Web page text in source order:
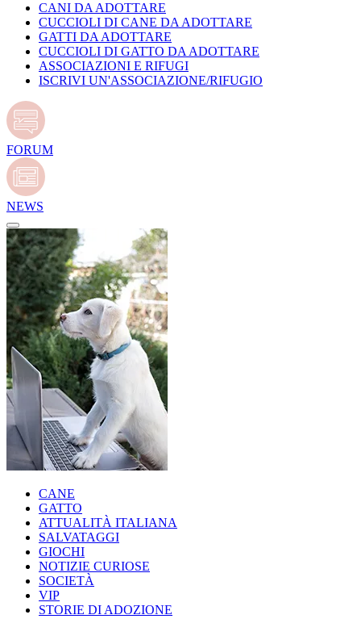
CANI DA ADOTTARE
CUCCIOLI DI CANE DA ADOTTARE
GATTI DA ADOTTARE
CUCCIOLI DI GATTO DA ADOTTARE
ASSOCIAZIONI E RIFUGI
ISCRIVI UN'ASSOCIAZIONE/RIFUGIO
FORUM
NEWS
CANE
GATTO
ATTUALITÀ ITALIANA
SALVATAGGI
GIOCHI
NOTIZIE CURIOSE
SOCIETÀ
VIP
STORIE DI ADOZIONE